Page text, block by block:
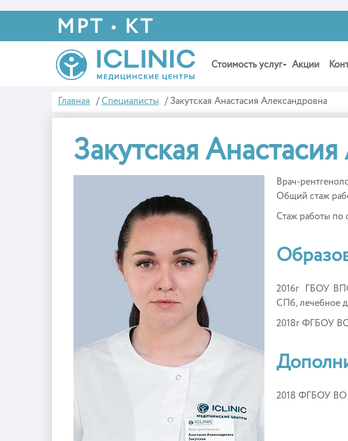
МРТ • КТ
Стоимость услуг Акции
Главная / Специалисты / Закутская Анастасия Александровна
Закутская
Врач-
Общий стаж
Стаж работы по
2016г ГБОУ
СПб, лечебное
2018г ФГБОУ ВО
2018 ФГБОУ ВО